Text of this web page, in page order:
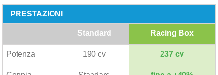
PRESTAZIONI
Standard Racing Box
Potenza 190 cv 237 cv